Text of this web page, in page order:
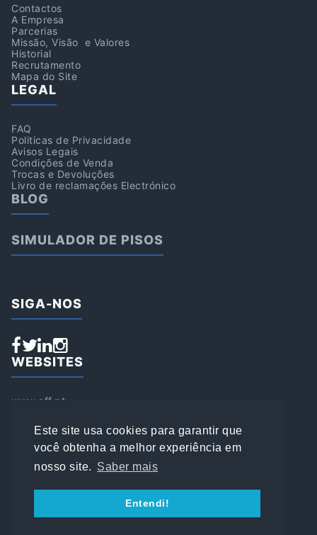
Este site usa cookies para garantir que
você obtenha a melhor experiência em
nosso site. Saber mais
Entendi!
Contactos
A Empresa
Parcerias
Missão, Visão e Valores
Historial
Recrutamento
Mapa do Site
LEGAL
FAQ
Politicas de Privacidade
Avisos Legais
Condições de Venda
Trocas e Devoluções
Livro de reclamações Electrónico
BLOG
SIMULADOR DE PISOS
SIGA-NOS
WEBSITES
www.aff.pt
www.loja.affsports.pt
PESQUISAR